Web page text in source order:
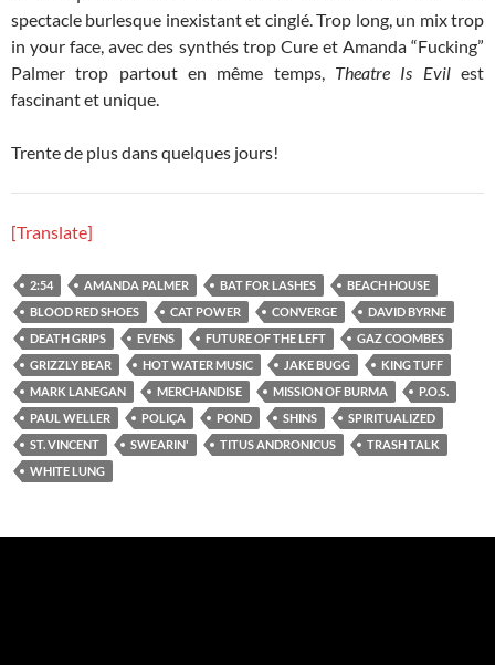
spectacle burlesque inexistant et cinglé. Trop long, un mix trop
in your face, avec des synthés trop Cure et Amanda “Fucking”
Palmer trop partout en même temps, Theatre Is Evilest
fascinant et unique.
Trente de plus dans quelques jours!
[Translate]
2:54 AMANDA PALMER BAT FOR LASHES
BEACH HOUSE
BLOOD RED SHOES
CAT POWER CONVERGE
DAVID BYRNE
DEATH GRIPS
EVENS FUTURE OF THE LEFT
GAZ COOMBES
GRIZZLY BEAR
HOT WATER MUSIC JAKE BUGG
KING TUFF
MARK LANEGAN
MERCHANDISE MISSION OF BURMA
P.O.S.
PAUL WELLER
POLIÇA POND SHINS
SPIRITUALIZED
ST. VINCENT
SWEARIN' TITUS ANDRONICUS
TRASH TALK
WHITE LUNG